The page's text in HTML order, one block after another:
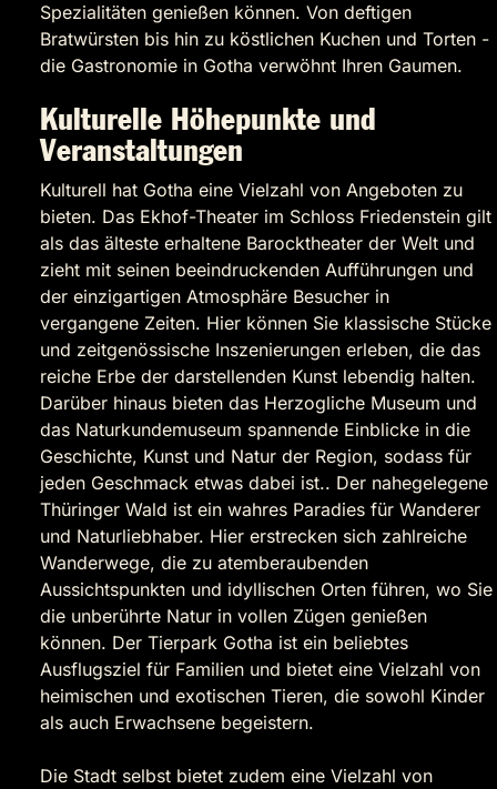
Spezialitäten genießen können. Von deftigen
Bratwürsten bis hin zu köstlichen Kuchen und Torten -
die Gastronomie in Gotha verwöhnt Ihren Gaumen.
Kulturelle Höhepunkte und
Veranstaltungen
Kulturell hat Gotha eine Vielzahl von Angeboten zu
bieten. Das Ekhof-Theater im Schloss Friedenstein gilt
als das älteste erhaltene Barocktheater der Welt und
zieht mit seinen beeindruckenden Aufführungen und
der einzigartigen Atmosphäre Besucher in
vergangene Zeiten. Hier können Sie klassische Stücke
und zeitgenössische Inszenierungen erleben, die das
reiche Erbe der darstellenden Kunst lebendig halten.
Darüber hinaus bieten das Herzogliche Museum und
das Naturkundemuseum spannende Einblicke in die
Geschichte, Kunst und Natur der Region, sodass für
jeden Geschmack etwas dabei ist.. Der nahegelegene
Thüringer Wald ist ein wahres Paradies für Wanderer
und Naturliebhaber. Hier erstrecken sich zahlreiche
Wanderwege, die zu atemberaubenden
Aussichtspunkten und idyllischen Orten führen, wo Sie
die unberührte Natur in vollen Zügen genießen
können. Der Tierpark Gotha ist ein beliebtes
Ausflugsziel für Familien und bietet eine Vielzahl von
heimischen und exotischen Tieren, die sowohl Kinder
als auch Erwachsene begeistern.
Die Stadt selbst bietet zudem eine Vielzahl von